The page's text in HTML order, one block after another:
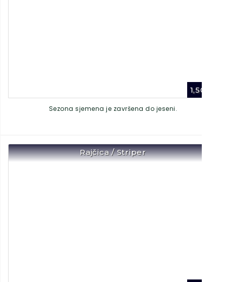
1,50
Sezona sjemena je završena do jeseni.
Rajčica / Striper